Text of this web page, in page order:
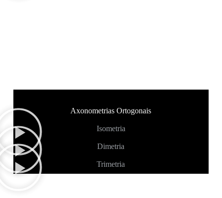
Axonometrias Ortogonais
Isometria
Dimetria
Trimetria